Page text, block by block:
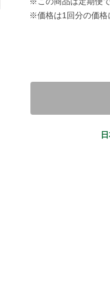
※価格は1回分の価格